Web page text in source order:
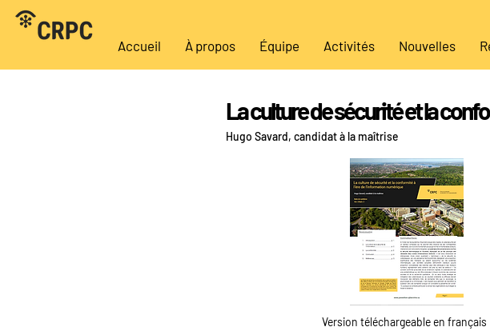
Accueil À propos Équipe Activités Nouvelles
La culture de sécurité et la
Hugo Savard, candidat à la maîtrise
Version téléchargeable en français